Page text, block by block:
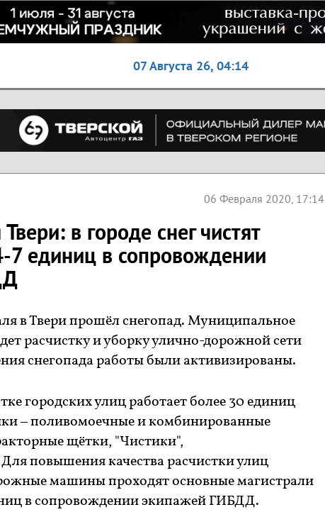
07 Августа 26, 04:14
06 Февраля 2020, 17:14
в городе снег чистят
7 единиц в сопровождении
в Твери прошёл снегопад. Муниципальное
расчистку и уборку улично-дорожной сети
снегопада работы были активизированы.
городских улиц работает более 30 единиц
– поливомоечные и комбинированные
щётки, "Чистики",
повышения качества расчистки улиц
машины проходят основные магистрали
в сопровождении экипажей ГИБДД.